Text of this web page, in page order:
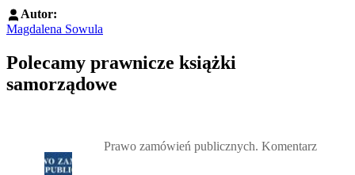
Autor:
Magdalena Sowula
Polecamy prawnicze książki
samorządowe
Prawo zamówień publicznych. Komentarz